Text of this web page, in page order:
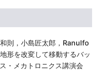
則，小島匠太郎，Ranulfo
形を改変して移動するバッ
・メカトロニクス講演会